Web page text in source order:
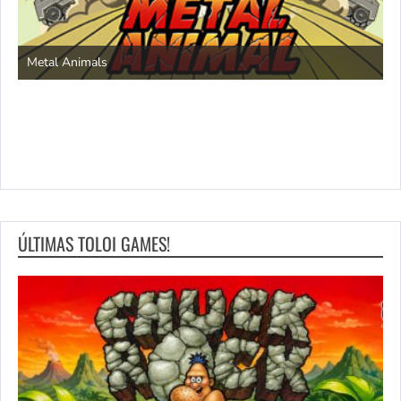
Metal Animals
ÚLTIMAS TOLOI GAMES!